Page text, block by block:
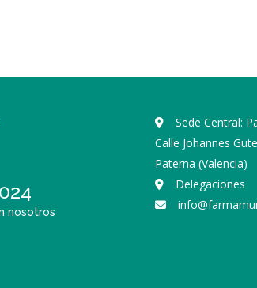
nosotros
Sede Central:
Calle Johannes
Paterna (Valencia)
Delegaciones